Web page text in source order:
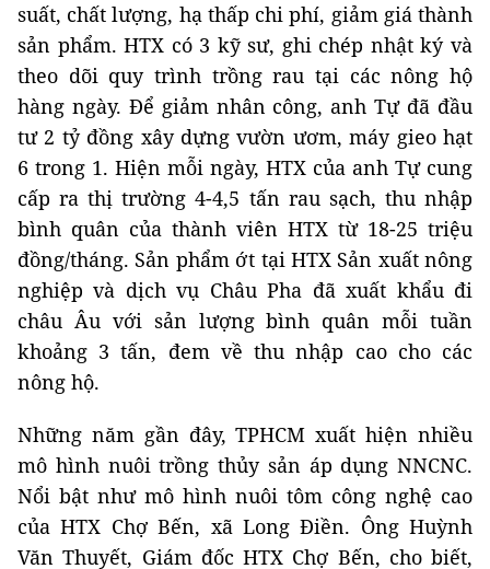
suất, chất lượng, hạ thấp chi phí, giảm giá thành
sản phẩm. HTX có 3 kỹ sư, ghi chép nhật ký và
theo dõi quy trình trồng rau tại các nông hộ
hàng ngày. Để giảm nhân công, anh Tự đã đầu
tư 2 tỷ đồng xây dựng vườn ươm, máy gieo hạt
6 trong 1. Hiện mỗi ngày, HTX của anh Tự cung
cấp ra thị trường 4-4,5 tấn rau sạch, thu nhập
bình quân của thành viên HTX từ 18-25 triệu
đồng/tháng. Sản phẩm ớt tại HTX Sản xuất nông
nghiệp và dịch vụ Châu Pha đã xuất khẩu đi
châu Âu với sản lượng bình quân mỗi tuần
khoảng 3 tấn, đem về thu nhập cao cho các
nông hộ.
Những năm gần đây, TPHCM xuất hiện nhiều
mô hình nuôi trồng thủy sản áp dụng NNCNC.
Nổi bật như mô hình nuôi tôm công nghệ cao
của HTX Chợ Bến, xã Long Điền. Ông Huỳnh
Văn Thuyết, Giám đốc HTX Chợ Bến, cho biết,